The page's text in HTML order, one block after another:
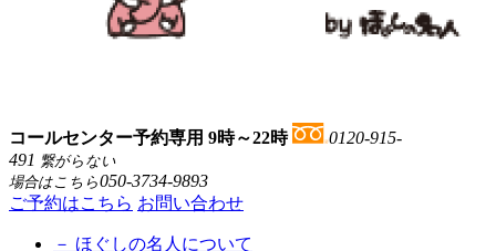
コールセンター予約専用 9時～22時
0120-915-
491 繋がらない
場合はこちら050-3734-9893
ご予約はこちら お問い合わせ
－ ほぐしの名人について